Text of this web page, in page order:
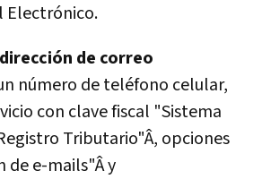
Electrónico.
dirección de correo
número de teléfono celular,
con clave fiscal "Sistema
Tributario"Â, opciones
e-mails"Â y